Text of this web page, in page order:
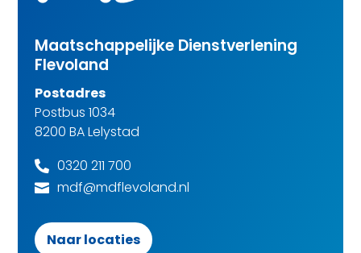
Maatschappelijke Dienstverlening
Flevoland
Postadres
Postbus 1034
8200 BA Lelystad
 0320 211 700
 mdf@mdflevoland.nl
Naar locaties